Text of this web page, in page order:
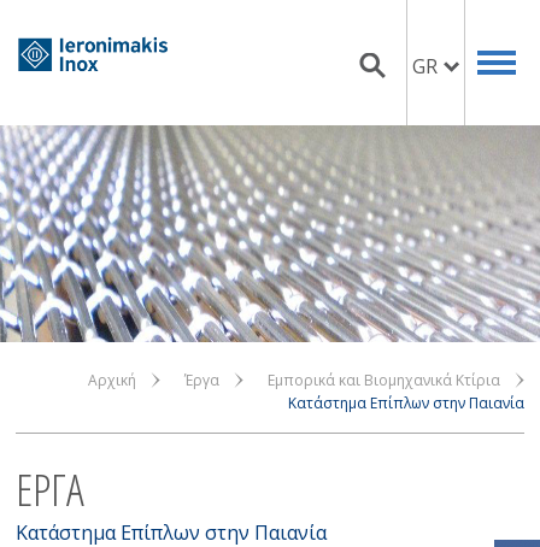
GR
Αρχική Έργα
Εμπορικά και Βιομηχανικά Κτίρια
Κατάστημα Επίπλων στην Παιανία
ΕΡΓΑ
Κατάστημα Επίπλων στην Παιανία